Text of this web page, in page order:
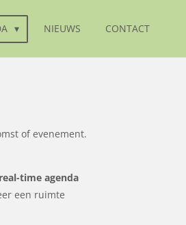
NIEUWS CONTACT
of evenement.
real-time agenda
een ruimte